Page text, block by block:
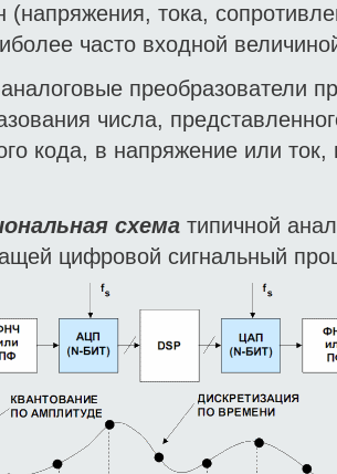
(напряжения, тока,
часто входной
преобразователи
числа,
кода, в напряжение или
схема типичной
цифровой сигнальный